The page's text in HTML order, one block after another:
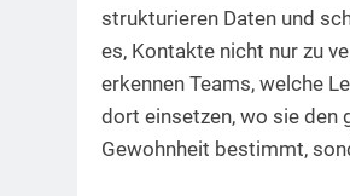
strukturieren Daten und
es, Kontakte nicht nur zu
erkennen Teams, welche
dort einsetzen, wo sie den
Gewohnheit bestimmt,